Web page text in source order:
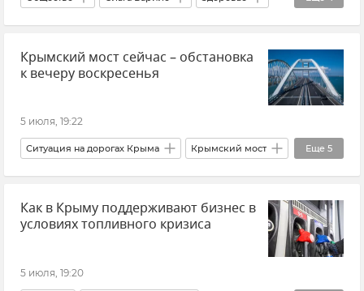
Здравоохранение в Крыму и Севастополе
Жара Новости Совет эксперта
Крымский мост сейчас – обстановка
к вечеру воскресенья
5 июля, 19:22
Еще 5
Ситуация на дорогах Крыма Крымский мост
Керчь Керченский пролив Тамань
Новости Крыма Крым
Как в Крыму поддерживают бизнес в
условиях топливного кризиса
5 июля, 19:20